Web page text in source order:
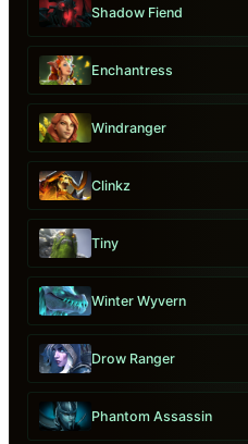
Shadow Fiend
Enchantress
Windranger
Clinkz
Tiny
Winter Wyvern
Drow Ranger
Phantom Assassin